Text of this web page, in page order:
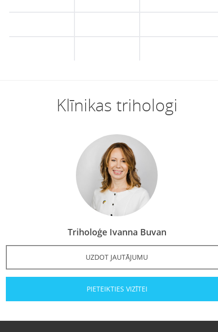
Klīnikas trihologi
Triholoģe Ivanna Buvan
UZDOT JAUTĀJUMU
PIETEIKTIES VIZĪTEI